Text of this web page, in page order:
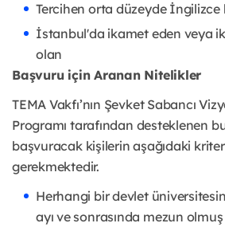
Tercihen orta düzeyde İngilizce
İstanbul'da ikamet eden veya
olan
Başvuru için Aranan Nitelikler
TEMA Vakfı’nın Şevket Sabancı
Programı tarafından desteklenen
başvuracak kişilerin aşağıdaki
gerekmektedir.
Herhangi bir devlet
ayı ve sonrasında mezun olmuş